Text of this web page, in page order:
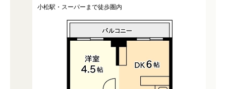
小松駅・スーパーまで徒歩圏内